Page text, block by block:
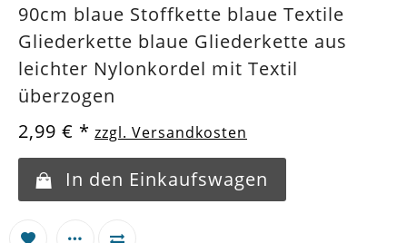
90cm blaue Stoffkette blaue Textile
Gliederkette blaue Gliederkette aus
leichter Nylonkordel mit Textil
überzogen
2,99 € * zzgl. Versandkosten
In den Einkaufswagen